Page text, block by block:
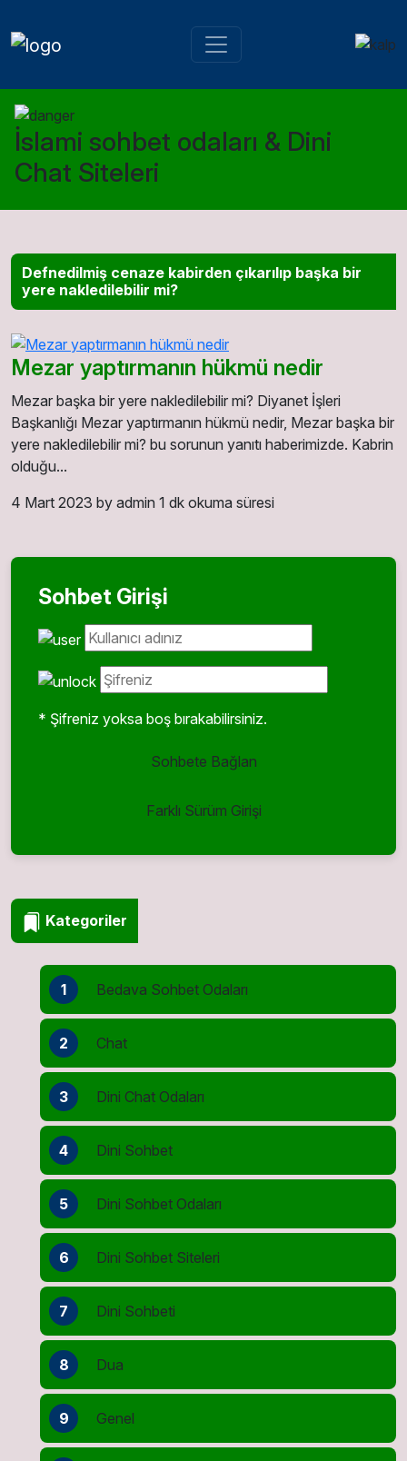
İslami sohbet odaları & Dini
Chat Siteleri
Defnedilmiş cenaze kabirden çıkarılıp başka bir
yere nakledilebilir mi?
Mezar yaptırmanın hükmü nedir
Mezar başka bir yere nakledilebilir mi? Diyanet İşleri
Başkanlığı Mezar yaptırmanın hükmü nedir, Mezar başka bir
yere nakledilebilir mi? bu sorunun yanıtı haberimizde. Kabrin
olduğu...
4 Mart 2023 by admin 1 dk okuma süresi
Sohbet Girişi
* Şifreniz yoksa boş bırakabilirsiniz.
Sohbete Bağlan
Farklı Sürüm Girişi
Kategoriler
1 Bedava Sohbet Odaları
2 Chat
3 Dini Chat Odaları
4 Dini Sohbet
5 Dini Sohbet Odaları
6 Dini Sohbet Siteleri
7 Dini Sohbeti
8 Dua
9 Genel